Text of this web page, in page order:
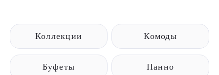
Коллекции Комоды
Буфеты Панно